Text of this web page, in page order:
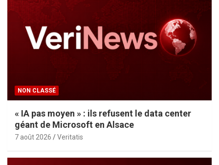
NON CLASSÉ
« IA pas moyen » : ils refusent le data center
géant de Microsoft en Alsace
7 août 2026 Veritatis